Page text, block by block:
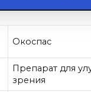
Окоспас
Препарат для
зрения